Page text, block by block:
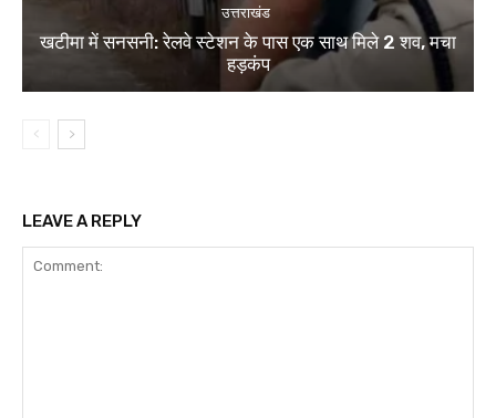
उत्तराखंड
खटीमा में सनसनी: रेलवे स्टेशन के पास एक साथ मिले 2 शव, मचा
हड़कंप
LEAVE A REPLY